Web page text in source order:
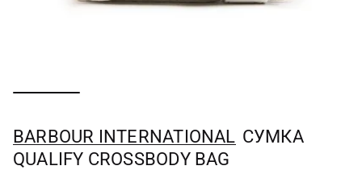
BARBOUR INTERNATIONAL СУМКА
QUALIFY CROSSBODY BAG